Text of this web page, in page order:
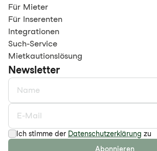
Für Mieter
Für Inserenten
Integrationen
Such-Service
Mietkautionslösung
Newsletter
Ich stimme der Datenschutzerklärung zu
Abonnieren